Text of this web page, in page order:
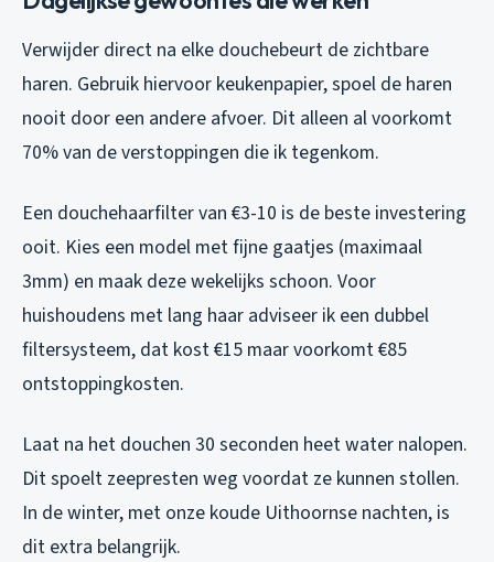
Verwijder direct na elke douchebeurt de zichtbare
haren. Gebruik hiervoor keukenpapier, spoel de haren
nooit door een andere afvoer. Dit alleen al voorkomt
70% van de verstoppingen die ik tegenkom.
Een douchehaarfilter van €3-10 is de beste investering
ooit. Kies een model met fijne gaatjes (maximaal
3mm) en maak deze wekelijks schoon. Voor
huishoudens met lang haar adviseer ik een dubbel
filtersysteem, dat kost €15 maar voorkomt €85
ontstoppingkosten.
Laat na het douchen 30 seconden heet water nalopen.
Dit spoelt zeepresten weg voordat ze kunnen stollen.
In de winter, met onze koude Uithoornse nachten, is
dit extra belangrijk.